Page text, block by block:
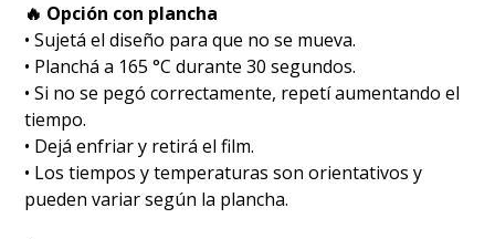
🔥 Opción con plancha
• Sujetá el diseño para que no se mueva.
• Planchá a 165 °C durante 30 segundos.
• Si no se pegó correctamente, repetí aumentando el
tiempo.
• Dejá enfriar y retirá el film.
• Los tiempos y temperaturas son orientativos y
pueden variar según la plancha.